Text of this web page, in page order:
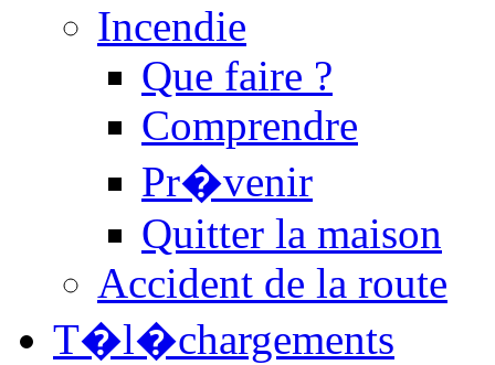
Incendie
Que faire ?
Comprendre
Pr�venir
Quitter la maison
Accident de la route
T�l�chargements